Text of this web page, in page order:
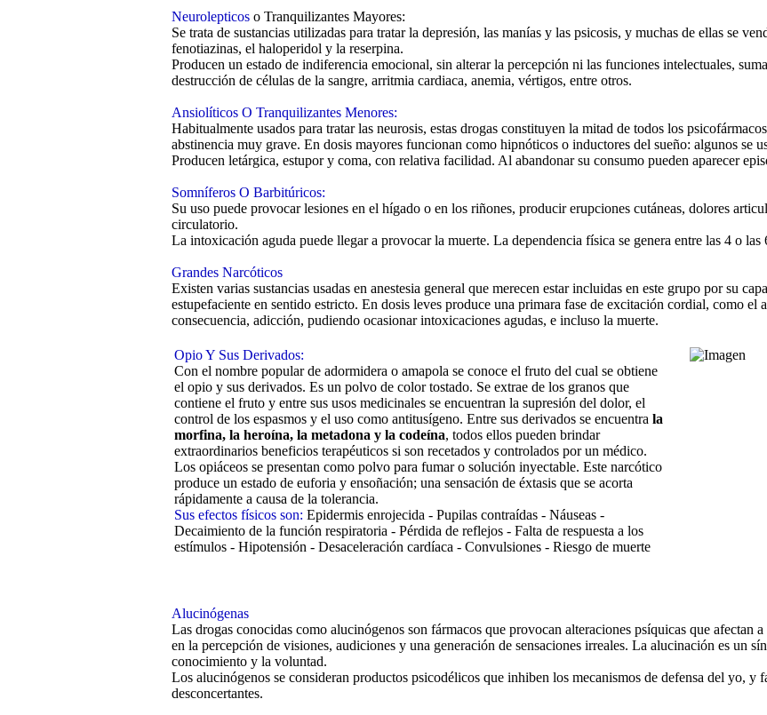
Neurolepticos o Tranquilizantes Mayores:
Se trata de sustancias utilizadas para tratar la depresión, las manías y las psicosis, y muchas de ellas se
fenotiazinas, el haloperidol y la reserpina.
Producen un estado de indiferencia emocional, sin alterar la percepción ni las funciones intelectuales,
destrucción de células de la sangre, arritmia cardiaca, anemia, vértigos, entre otros.
Ansiolíticos O Tranquilizantes Menores:
Habitualmente usados para tratar las neurosis, estas drogas constituyen la mitad de todos los
abstinencia muy grave. En dosis mayores funcionan como hipnóticos o inductores del sueño: algunos se
Producen letárgica, estupor y coma, con relativa facilidad. Al abandonar su consumo pueden aparecer
Somníferos O Barbitúricos:
Su uso puede provocar lesiones en el hígado o en los riñones, producir erupciones cutáneas, dolores
circulatorio.
La intoxicación aguda puede llegar a provocar la muerte. La dependencia física se genera entre las 4 o las
Grandes Narcóticos
Existen varias sustancias usadas en anestesia general que merecen estar incluidas en este grupo por su
estupefaciente en sentido estricto. En dosis leves produce una primara fase de excitación cordial, como
consecuencia, adicción, pudiendo ocasionar intoxicaciones agudas, e incluso la muerte.
Opio Y Sus Derivados:
Con el nombre popular de adormidera o amapola se conoce el fruto del cual se obtiene
el opio y sus derivados. Es un polvo de color tostado. Se extrae de los granos que
contiene el fruto y entre sus usos medicinales se encuentran la supresión del dolor, el
control de los espasmos y el uso como antitusígeno. Entre sus derivados se encuentra la
morfina, la heroína, la metadona y la codeína, todos ellos pueden brindar
extraordinarios beneficios terapéuticos si son recetados y controlados por un médico.
Los opiáceos se presentan como polvo para fumar o solución inyectable. Este narcótico
produce un estado de euforia y ensoñación; una sensación de éxtasis que se acorta
rápidamente a causa de la tolerancia.
Sus efectos físicos son: Epidermis enrojecida - Pupilas contraídas - Náuseas -
Decaimiento de la función respiratoria - Pérdida de reflejos - Falta de respuesta a los
estímulos - Hipotensión - Desaceleración cardíaca - Convulsiones - Riesgo de muerte
Alucinógenas
Las drogas conocidas como alucinógenos son fármacos que provocan alteraciones psíquicas que
en la percepción de visiones, audiciones y una generación de sensaciones irreales. La alucinación es un
conocimiento y la voluntad.
Los alucinógenos se consideran productos psicodélicos que inhiben los mecanismos de defensa del yo,
desconcertantes.